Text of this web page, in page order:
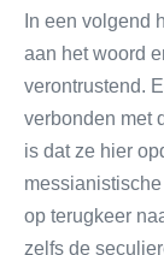
In een volgend
aan het woord
verontrustend.
verbonden met
is dat ze hier
op terugkeer
zelfs de